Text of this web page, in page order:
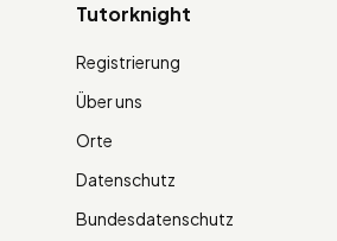
Tutorknight
Registrierung
Über uns
Orte
Datenschutz
Bundesdatenschutz